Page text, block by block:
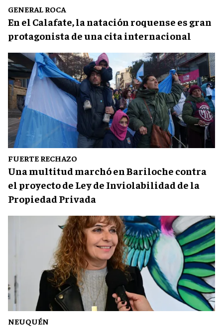
GENERAL ROCA
En el Calafate, la natación roquense es gran
protagonista de una cita internacional
FUERTE RECHAZO
Una multitud marchó en Bariloche contra
el proyecto de Ley de Inviolabilidad de la
Propiedad Privada
NEUQUÉN